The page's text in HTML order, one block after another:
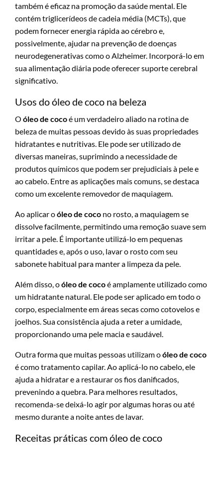
também é eficaz na promoção da saúde mental. Ele
contém triglicerídeos de cadeia média (MCTs), que
podem fornecer energia rápida ao cérebro e,
possivelmente, ajudar na prevenção de doenças
neurodegenerativas como o Alzheimer. Incorporá-lo em
sua alimentação diária pode oferecer suporte cerebral
significativo.
Usos do óleo de coco na beleza
O óleo de cocoé um verdadeiro aliado na rotina de
beleza de muitas pessoas devido às suas propriedades
hidratantes e nutritivas. Ele pode ser utilizado de
diversas maneiras, suprimindo a necessidade de
produtos químicos que podem ser prejudiciais à pele e
ao cabelo. Entre as aplicações mais comuns, se destaca
como um excelente removedor de maquiagem.
Ao aplicar oóleo de coco no rosto, a maquiagem se
dissolve facilmente, permitindo uma remoção suave sem
irritar a pele. É importante utilizá-lo em pequenas
quantidades e, após o uso, lavar o rosto com seu
sabonete habitual para manter a limpeza da pele.
Além disso, oóleo de cocoé amplamente utilizado como
um hidratante natural. Ele pode ser aplicado em todo o
corpo, especialmente em áreas secas como cotovelos e
joelhos. Sua consistência ajuda a reter a umidade,
proporcionando uma pele macia e saudável.
Outra forma que muitas pessoas utilizam oóleo de coco
é como tratamento capilar. Ao aplicá-lo no cabelo, ele
ajuda a hidratar e a restaurar os fios danificados,
prevenindo a quebra. Para melhores resultados,
recomenda-se deixá-lo agir por algumas horas ou até
mesmo durante a noite antes de lavar.
Receitas práticas com óleo de coco